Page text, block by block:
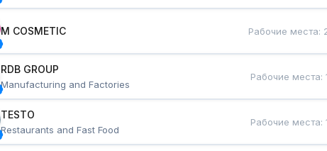
M COSMETIC Рабочие места:
RDB GROUP
Manufacturing and Factories
Рабочие места:
TESTO
Restaurants and Fast Food
Рабочие места: